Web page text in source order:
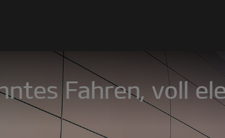
Fahren, voll